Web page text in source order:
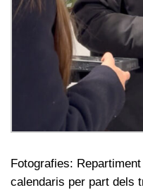
Fotografies:
calendaris per part dels